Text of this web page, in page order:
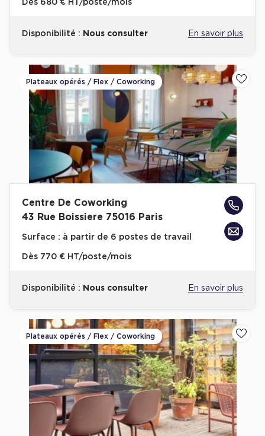
Dès 680 € HT/poste/mois
Disponibilité : Nous consulter En savoir plus
Plateaux opérés / Flex / Coworking
Centre De Coworking
43 Rue Boissiere 75016 Paris
Surface : à partir de 6 postes de travail
Dès 770 € HT/poste/mois
Disponibilité : Nous consulter En savoir plus
Plateaux opérés / Flex / Coworking